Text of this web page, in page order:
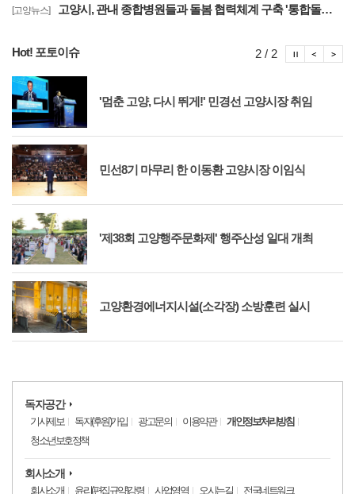
[고양뉴스] 고양시, 관내 종합병원들과 돌봄 협력체계 구축 '통합돌봄 대상자 발굴 및 연계'
Hot! 포토이슈
'멈춘 고양, 다시 뛰게!' 민경선 고양시장 취임
민선8기 마무리 한 이동환 고양시장 이임식
'제38회 고양행주문화제' 행주산성 일대 개최
고양환경에너지시설(소각장) 소방훈련 실시
2 / 2 포
포토이
독자공간
기사제보 독자(후원)가입 광고문의 이용약관
개인정보처리방침
청소년보호정책
회사소개
회사소개 윤리(편집규약)강령 사업영역 오시는길 전국네트워크